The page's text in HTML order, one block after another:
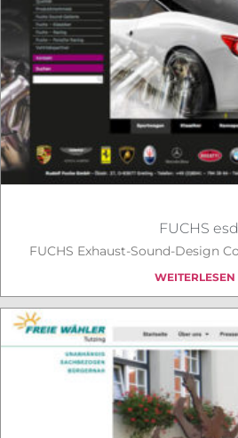
FUCHS esd
FUCHS Exhaust-Sound-Design
WEITERLESEN